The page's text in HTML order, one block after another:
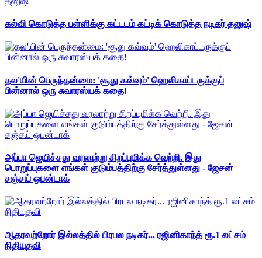
கல்வி கொடுத்த பள்ளிக்கு கட்டடம் கட்டிக் கொடுத்த நடிகர் தனுஷ்
தல'யின் பெருந்தன்மை: 'சூது கவ்வும்' ஹெலிகாப்டருக்குப்
பின்னால் ஒரு சுவாரஸ்யக் கதை!
அப்பா ஜெயிச்சது வரலாற்று சிறப்புமிக்க வெற்றி. இது
பொறுப்புகளை எங்கள் குடும்பத்திற்கு சேர்த்துள்ளது - ஜேசன்
சஞ்சய் ஒபன்டாக்
ஆதரவற்றோர் இல்லத்தில் பிரபல நடிகர்... ரஜினிகாந்த் ரூ.1 லட்சம்
நிதியுதவி